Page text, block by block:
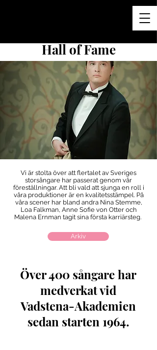
Hall of Fame
Vi är stolta över att flertalet av Sveriges
storsångare har passerat genom vår
föreställningar. Att bli vald att sjunga en roll i
våra produktioner är en kvalitetsstämpel. På
våra scener har bland andra Nina Stemme,
Loa Falkman, Anne Sofie von Otter och
Malena Ernman tagit sina första karriärsteg.
Arkiv
Över 400 sångare har
medverkat vid
Vadstena-Akademien
sedan starten 1964.